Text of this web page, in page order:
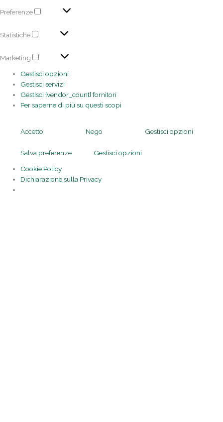
Preferenze
Statistiche
Marketing
Gestisci opzioni
Gestisci servizi
Gestisci {vendor_count} fornitori
Per saperne di più su questi scopi
Accetto Nego Gestisci opzioni
Salva preferenze
Gestisci opzioni
Cookie Policy
Dichiarazione sulla Privacy